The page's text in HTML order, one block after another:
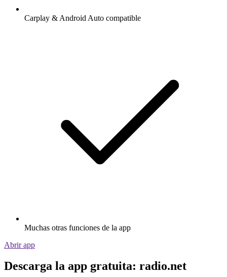
Carplay & Android Auto compatible
Muchas otras funciones de la app
Abrir app
Descarga la app gratuita: radio.net